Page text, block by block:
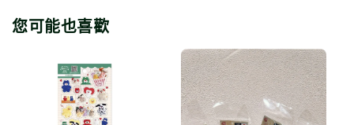
您可能也喜歡